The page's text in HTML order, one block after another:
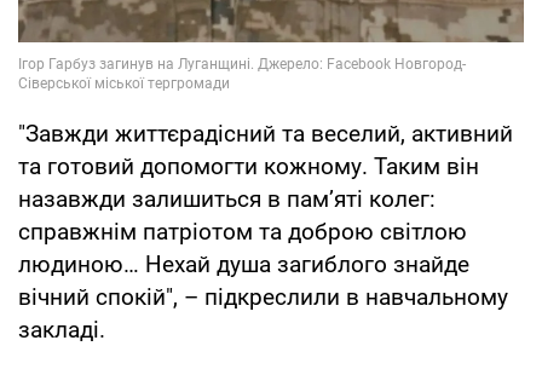
"Завжди життєрадісний та веселий, активний
та готовий допомогти кожному. Таким він
назавжди залишиться в пам’яті колег:
справжнім патріотом та доброю світлою
людиною… Нехай душа загиблого знайде
вічний спокій", – підкреслили в навчальному
закладі.